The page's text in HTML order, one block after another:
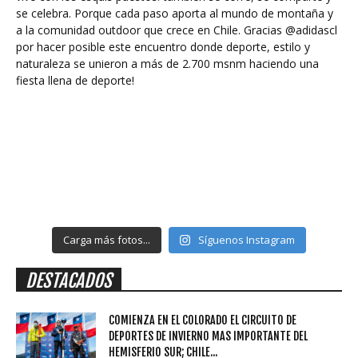
Carga más fotos... Síguenos Instagram
DESTACADOS
COMIENZA EN EL COLORADO EL CIRCUITO DE
DEPORTES DE INVIERNO MAS IMPORTANTE DEL
HEMISFERIO SUR; CHILE...